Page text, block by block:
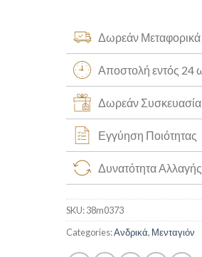
Δωρεάν Μεταφορικά
Αποστολή εντός 24
Δωρεάν
Εγγύηση Ποιότητας
Δυνατότητα
SKU:38m0373
Categories:Ανδρικά, Μενταγιόν